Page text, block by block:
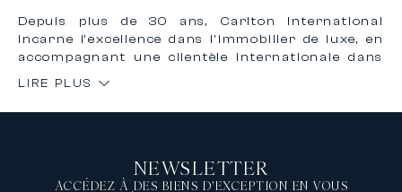
Depuis plus de 30 ans, Carlton International
incarne l’excellence dans l’immobilier de luxe, en
accompagnant une clientèle internationale dans
l’international.
accompagnement personnalisé, confidentiel et
sur mesure pour concrétiser vos projets
LIRE PLUS
NEWSLETTER
ACCÉDEZ À DES BIENS D'EXCEPTION EN VOUS